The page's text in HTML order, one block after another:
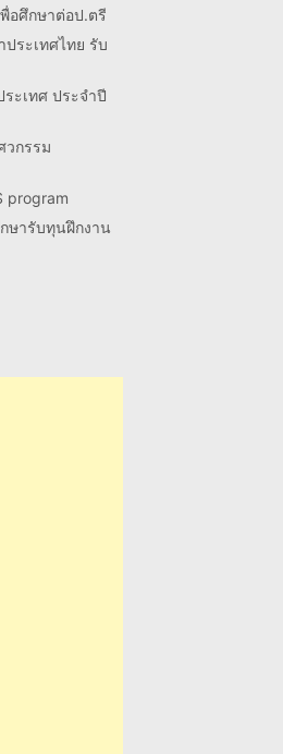
อศึกษาต่อป.ตรี
ระเทศไทย รับ
ะเทศ ประจำปี
วกรรม
program
ษารับทุนฝึกงาน